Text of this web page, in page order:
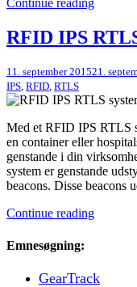
RFID IPS
11. september 201521.
IPS, RFID, RTLS
Med et RFID IPS RTLS
en container eller
genstande i din
system er genstande
beacons. Disse beacons
Continue reading
Emnesøgning:
GearTrack